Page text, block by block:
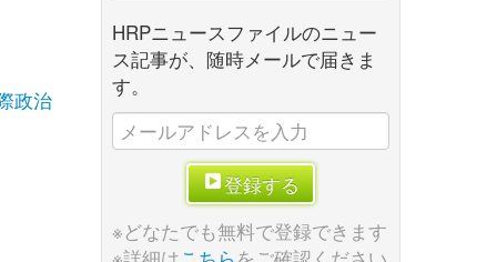
政治
HRPニュースファイルのニュー
ス記事が、随時メールで届きま
す。
登録する
※どなたでも無料で登録できます